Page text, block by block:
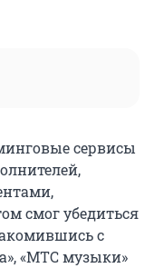
сервисы
смог убедиться
с
«МТС музыки»